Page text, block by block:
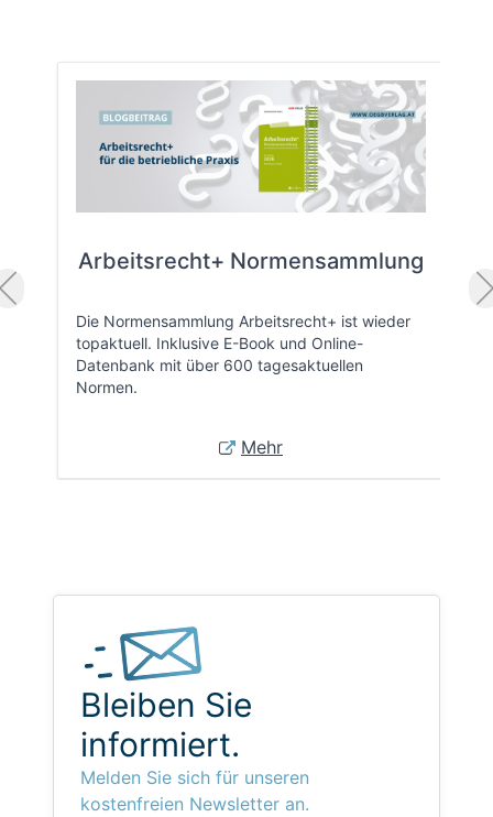
Arbeitsrecht+ Normensammlung
Die Normensammlung Arbeitsrecht+ ist wieder
topaktuell. Inklusive E-Book und Online-
Datenbank mit über 600 tagesaktuellen
Normen.
Mehr
Bleiben Sie
informiert.
Melden Sie sich für unseren
kostenfreien Newsletter an.